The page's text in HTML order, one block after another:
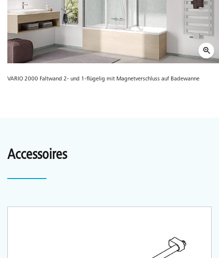
VARIO 2000 Faltwand 2- und 1-flügelig mit Magnetverschluss auf Badewanne
Accessoires